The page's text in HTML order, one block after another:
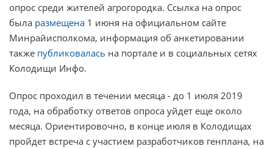
опрос среди жителей агрогородка. Ссылка на опрос
была размещена 1 июня на официальном сайте
Минрайисполкома, информация об анкетировании
также публиковалась на портале и в социальных сетях
Колодищи Инфо.
Опрос проходил в течении месяца - до 1 июля 2019
года, на обработку ответов опроса уйдет еще около
месяца. Ориентировочно, в конце июля в Колодищах
пройдет встреча с участием разработчиков генплана, на